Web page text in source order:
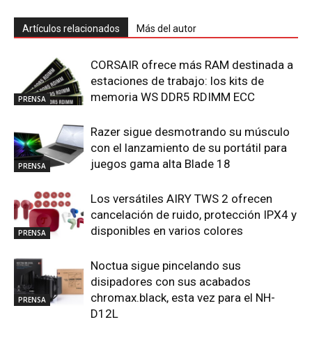
Artículos relacionados Más del autor
PRENSA
CORSAIR ofrece más RAM destinada a
estaciones de trabajo: los kits de
memoria WS DDR5 RDIMM ECC
PRENSA
Razer sigue desmotrando su músculo
con el lanzamiento de su portátil para
juegos gama alta Blade 18
PRENSA
Los versátiles AIRY TWS 2 ofrecen
cancelación de ruido, protección IPX4 y
disponibles en varios colores
PRENSA
Noctua sigue pincelando sus
disipadores con sus acabados
chromax.black, esta vez para el NH-
D12L